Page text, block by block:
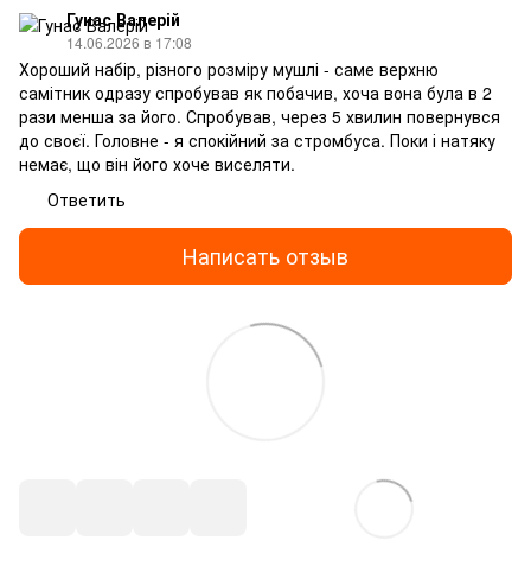
Гунас Валерій
14.06.2026 в 17:08
Хороший набір, різного розміру мушлі - саме верхню
самітник одразу спробував як побачив, хоча вона була в 2
рази менша за його. Спробував, через 5 хвилин повернувся
до своєї. Головне - я спокійний за стромбуса. Поки і натяку
немає, що він його хоче виселяти.
Ответить
Написать отзыв